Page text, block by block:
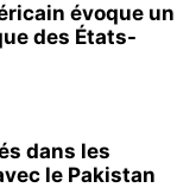
évoque un
des États-
dans les
le Pakistan